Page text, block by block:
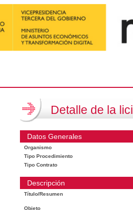
Detalle de la
Datos Generales
Organismo
Tipo Procedimiento
Tipo Contrato
Descripción
Título/Resumen
Objeto